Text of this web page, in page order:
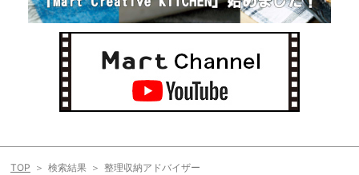
TOP 検索結果 整理収納アドバイザー